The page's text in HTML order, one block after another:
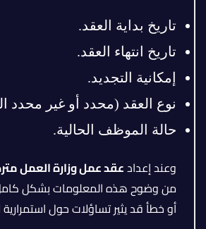
تاريخ بداية العقد.
تاريخ انتهاء العقد.
إمكانية التجديد.
نوع العقد (محدد أو غير محدد
حالة الموظف الحالية.
وعند إعدادعقد عمل وزارة العمل
من وضوح هذه المعلومات بشكل
أو خطأ قد يثير تساؤلات حول